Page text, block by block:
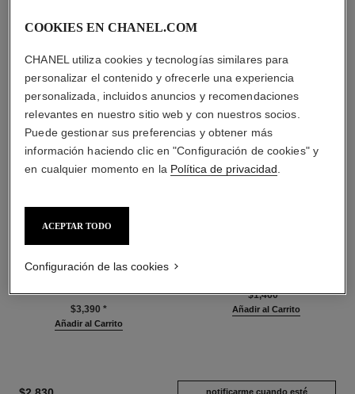
Twist and Spray Frasco
$3,390 *
Añadir al Carrito
$1,460*
Añadir al Carrito
notificarme cuando esté
COOKIES EN CHANEL.COM
CHANEL utiliza cookies y tecnologías similares para
personalizar el contenido y ofrecerle una experiencia
personalizada, incluidos anuncios y recomendaciones
relevantes en nuestro sitio web y con nuestros socios.
Puede gestionar sus preferencias y obtener más
información haciendo clic en "Configuración de cookies" y
en cualquier momento en la Política de privacidad
ACEPTAR TODO
Configuración de las cookies